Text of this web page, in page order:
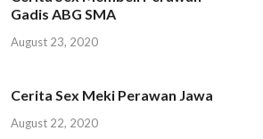
Gadis ABG SMA
August 23, 2020
Cerita Sex Meki Perawan Jawa
August 22, 2020